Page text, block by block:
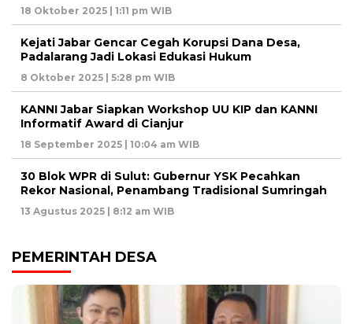
18 Oktober 2025 | 1:11 pm WIB
Kejati Jabar Gencar Cegah Korupsi Dana Desa,
Padalarang Jadi Lokasi Edukasi Hukum
8 Oktober 2025 | 5:28 pm WIB
KANNI Jabar Siapkan Workshop UU KIP dan KANNI
Informatif Award di Cianjur
18 September 2025 | 10:04 am WIB
30 Blok WPR di Sulut: Gubernur YSK Pecahkan
Rekor Nasional, Penambang Tradisional Sumringah
13 Agustus 2025 | 8:12 am WIB
PEMERINTAH DESA